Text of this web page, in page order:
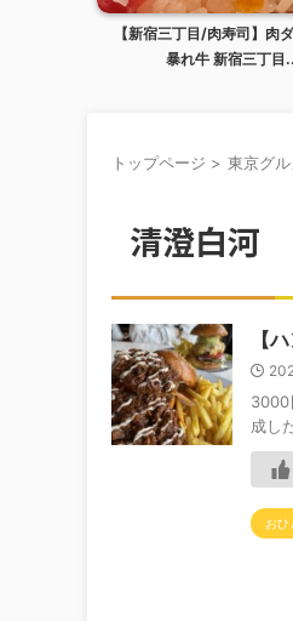
【新宿三丁目/肉寿司】肉
暴れ牛 新宿三丁目
トップページ > 東京グル
清澄白河
【
3000
成し
おひ